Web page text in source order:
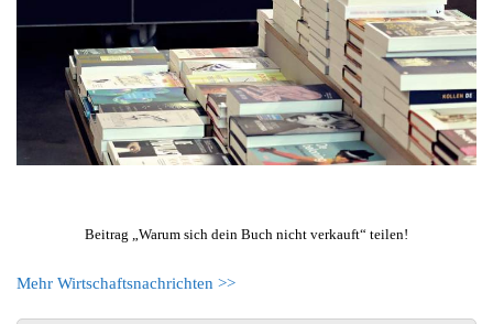
Beitrag „Warum sich dein Buch nicht verkauft“ teilen!
Mehr Wirtschaftsnachrichten >>